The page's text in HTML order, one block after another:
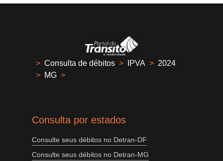
> Consulta de débitos > IPVA > 2024
> MG >
Consulta por estados
Consulte seus débitos no Detran-DF
Consulte seus débitos no Detran-MG